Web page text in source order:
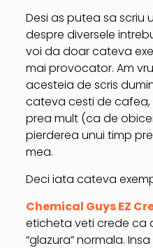
Desi as putea sa scriu
despre diversele
voi da doar cateva
mai provocator. Am
acesteia de scris
cateva cesti de
prea mult (ca de
pierderea unui timp
mea.
Deci iata cateva
Chemical Guys EZ
eticheta veti crede ca
“glazura” normala.